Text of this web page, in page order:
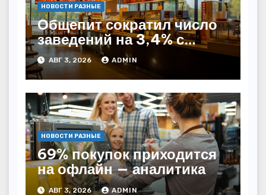
НОВОСТИ РАЗНЫЕ
Общепит сократил число
заведений на 3,4% с
начала года — INFOLine
АВГ 3, 2026 ADMIN
НОВОСТИ РАЗНЫЕ
69% покупок приходится
на офлайн — аналитика
АВГ 3, 2026 ADMIN